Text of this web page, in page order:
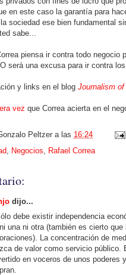
en este caso la garantía para
sociedad ese bien fundamental
sabe...
piensa ir contra todo negocio
será una excusa para ir contra
y links en el blog Journalism
vez que Correa acierta en el
Peltzer a las 16:24
, Negocios, Rafael Correa
dijo...
debe existir independencia
una ni otra (también es cierto
La concentración de
de valor como servicio
en voceros de unos